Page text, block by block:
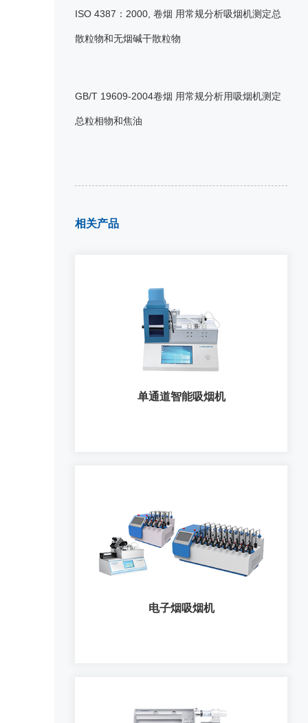
ISO 4387：2000, 卷烟 用常规分析吸烟机测定总
散粒物和无烟碱干散粒物
GB/T 19609-2004卷烟 用常规分析用吸烟机测定
总粒相物和焦油
相关产品
单通道智能吸烟机
单通道智能吸烟机
电子烟吸烟机